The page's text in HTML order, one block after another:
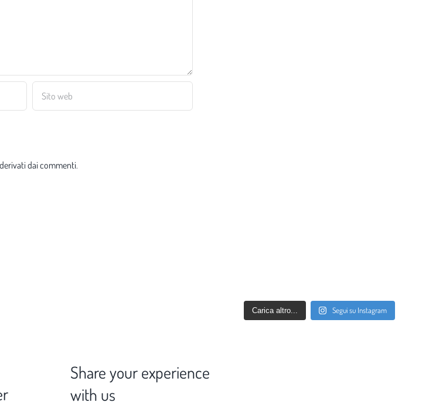
dai commenti.
Carica altro... Segui su Instagram
Share your experience
with us